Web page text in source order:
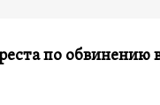
по обвинению